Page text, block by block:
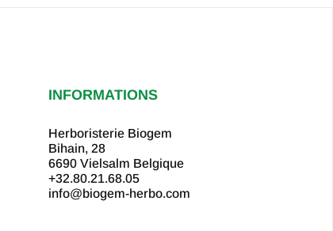
INFORMATIONS
Herboristerie Biogem
Bihain, 28
6690 Vielsalm Belgique
+32.80.21.68.05
info@biogem-herbo.com